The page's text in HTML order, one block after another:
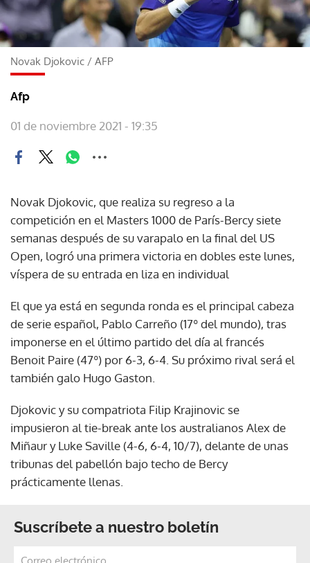
Novak Djokovic / AFP
Afp
01 de noviembre 2021 - 19:35
Novak Djokovic, que realiza su regreso a la
competición en el Masters 1000 de París-Bercy siete
semanas después de su varapalo en la final del US
Open, logró una primera victoria en dobles este lunes,
víspera de su entrada en liza en individual
El que ya está en segunda ronda es el principal cabeza
de serie español, Pablo Carreño (17º del mundo), tras
imponerse en el último partido del día al francés
Benoit Paire (47º) por 6-3, 6-4. Su próximo rival será el
también galo Hugo Gaston.
Djokovic y su compatriota Filip Krajinovic se
impusieron al tie-break ante los australianos Alex de
Miñaur y Luke Saville (4-6, 6-4, 10/7), delante de unas
tribunas del pabellón bajo techo de Bercy
prácticamente llenas.
Suscríbete a nuestro boletín